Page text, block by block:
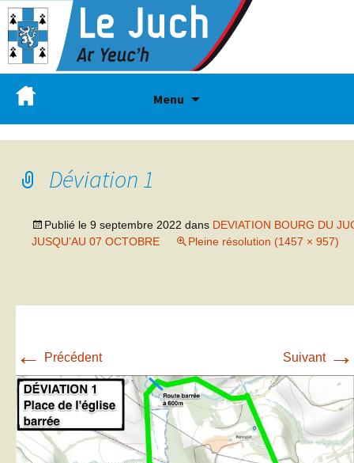
Menu
Déviation 1
Publié le 9 septembre 2022 dans DEVIATION BOURG DU
JUSQU’AU 07 OCTOBRE
Pleine résolution (1457 × 957)
← Précédent Suivant →